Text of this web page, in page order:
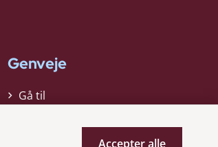
Genveje
Gå til
Accepter alle